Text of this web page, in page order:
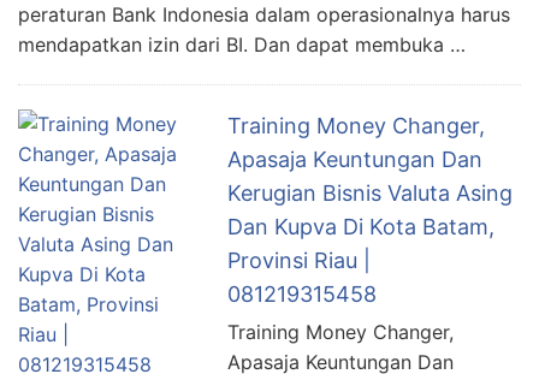
peraturan Bank Indonesia dalam operasionalnya harus
mendapatkan izin dari BI. Dan dapat membuka …
Training Money Changer,
Apasaja Keuntungan Dan
Kerugian Bisnis Valuta Asing
Dan Kupva Di Kota Batam,
Provinsi Riau |
081219315458
Training Money Changer,
Apasaja Keuntungan Dan